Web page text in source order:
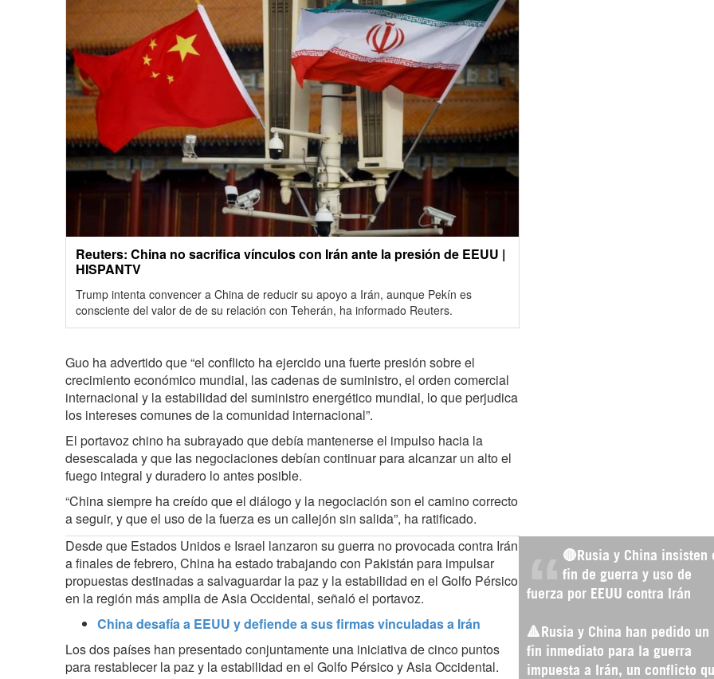
Reuters: China no sacrifica vínculos con Irán ante la presión de EEUU |
HISPANTV
Trump intenta convencer a China de reducir su apoyo a Irán, aunque Pekín es
consciente del valor de de su relación con Teherán, ha informado Reuters.
Guo ha advertido que “el conflicto ha ejercido una fuerte presión sobre el
crecimiento económico mundial, las cadenas de suministro, el orden comercial
internacional y la estabilidad del suministro energético mundial, lo que perjudica
los intereses comunes de la comunidad internacional”.
El portavoz chino ha subrayado que debía mantenerse el impulso hacia la
desescalada y que las negociaciones debían continuar para alcanzar un alto el
fuego integral y duradero lo antes posible.
“China siempre ha creído que el diálogo y la negociación son el camino correcto
a seguir, y que el uso de la fuerza es un callejón sin salida”, ha ratificado.
🔴Rusia y China insisten
fin de guerra y uso de
fuerza por EEUU contra Irán
🔺Rusia y China han pedido un
fin inmediato para la guerra
impuesta a Irán, un conflicto
Desde que Estados Unidos e Israel lanzaron su guerra no provocada contra Irán
a finales de febrero, China ha estado trabajando con Pakistán para impulsar
propuestas destinadas a salvaguardar la paz y la estabilidad en el Golfo Pérsico y
en la región más amplia de Asia Occidental, señaló el portavoz.
China desafía a EEUU y defiende a sus firmas vinculadas a Irán
Los dos países han presentado conjuntamente una iniciativa de cinco puntos
para restablecer la paz y la estabilidad en el Golfo Pérsico y Asia Occidental.